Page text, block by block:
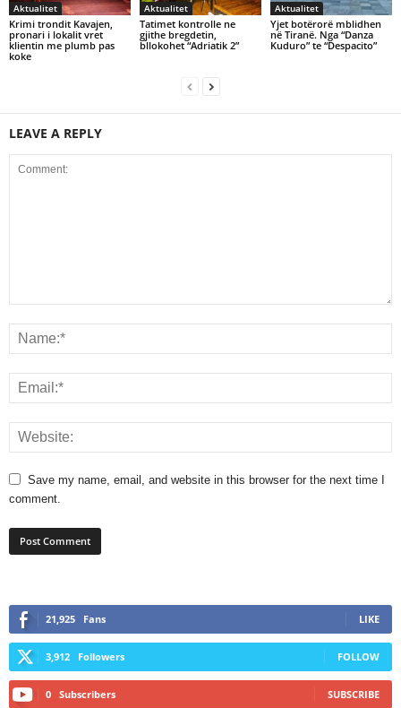
Aktualitet
Krimi trondit Kavajen,
pronari i lokalit vret
klientin me plumb pas
koke
Aktualitet
Tatimet kontrolle ne
gjithe bregdetin,
bllokohet “Adriatik 2”
Aktualitet
Yjet botërorë mblidhen
në Tiranë. Nga “Danza
Kuduro” te “Despacito”
LEAVE A REPLY
Save my name, email, and website in this browser for the next time I
comment.
21,925 Fans LIKE
3,912 Followers FOLLOW
0 Subscribers SUBSCRIBE